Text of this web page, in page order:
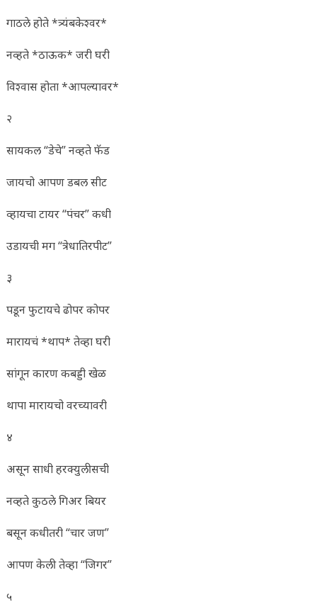
गाठले होते *त्र्यंबकेश्वर*
नव्हते *ठाऊक* जरी घरी
विश्वास होता *आपल्यावर*
२
सायकल “डेचे” नव्हते फॅड
जायचो आपण डबल सीट
व्हायचा टायर “पंचर” कधी
उडायची मग “त्रेधातिरपीट”
३
पडून फुटायचे ढोपर कोपर
मारायचं *थाप* तेव्हा घरी
सांगून कारण कबड्डी खेळ
थापा मारायचो वरच्यावरी
४
असून साधी हरक्युलीसची
नव्हते कुठले गिअर बियर
बसून कधीतरी “चार जण”
आपण केली तेव्हा “जिगर”
५